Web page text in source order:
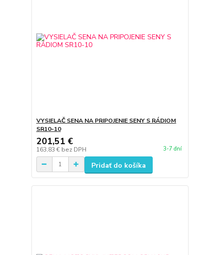
VYSIELAČ SENA NA PRIPOJENIE SENY S RÁDIOM
SR10-10
201,51 €
163,83 € bez DPH 3-7 dní
Pridať do košíka